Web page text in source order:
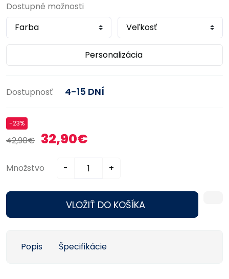
Dostupné možnosti
Personalizácia
Dostupnosť 4-15 DNÍ
-23%
42,90€ 32,90€
Množstvo - +
VLOŽIŤ DO KOŠÍKA
Popis Špecifikácie